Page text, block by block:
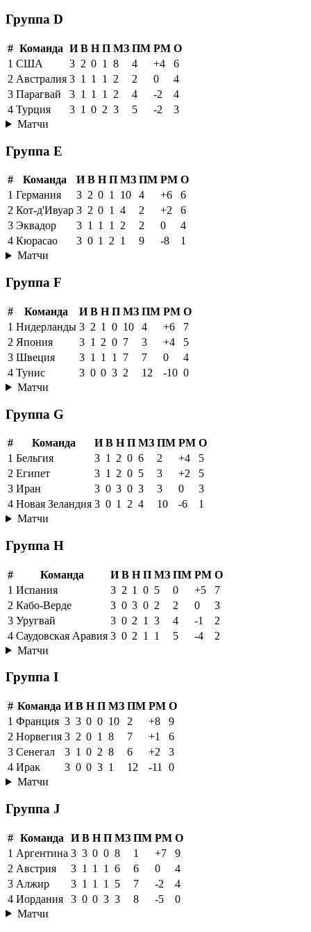
Группа D
# Команда И В Н П МЗ ПМ РМ О
1 США 3 2 0 1 8 4 +4
6
2 Австралия 3 1 1 1 2 2 0
4
3 Парагвай 3 1 1 1 2 4 -2
4
4 Турция 3 1 0 2 3 5 -2
3
Матчи
Группа E
# Команда И В Н П МЗ ПМ РМ О
1 Германия 3 2 0 1 10 4 +6
6
2 Кот-д'Ивуар 3 2 0 1 4 2 +2
6
3 Эквадор 3 1 1 1 2 2 0
4
4 Кюрасао 3 0 1 2 1 9 -8
1
Матчи
Группа F
# Команда И В Н П МЗ ПМ РМ О
1 Нидерланды 3 2 1 0 10 4 +6
7
2 Япония 3 1 2 0 7 3 +4
5
3 Швеция 3 1 1 1 7 7 0
4
4 Тунис 3 0 0 3 2 12 -10 0
Матчи
Группа G
# Команда И В Н П МЗ ПМ РМ О
1 Бельгия 3 1 2 0 6 2 +4
5
2 Египет 3 1 2 0 5 3 +2
5
3 Иран 3 0 3 0 3 3 0
3
4 Новая Зеландия 3 0 1 2 4 10 -6
1
Матчи
Группа H
# Команда И В Н П МЗ ПМ РМ О
1 Испания 3 2 1 0 5 0 +5
7
2 Кабо-Верде 3 0 3 0 2 2 0
3
3 Уругвай 3 0 2 1 3 4 -1
2
4 Саудовская Аравия 3 0 2 1 1 5 -4
2
Матчи
Группа I
# Команда И В Н П МЗ ПМ РМ О
1 Франция 3 3 0 0 10 2 +8
9
2 Норвегия 3 2 0 1 8 7 +1
6
3 Сенегал 3 1 0 2 8 6 +2
3
4 Ирак 3 0 0 3 1 12 -11
0
Матчи
Группа J
# Команда И В Н П МЗ ПМ РМ О
1 Аргентина 3 3 0 0 8 1 +7
9
2 Австрия 3 1 1 1 6 6 0
4
3 Алжир 3 1 1 1 5 7 -2
4
4 Иордания 3 0 0 3 3 8 -5
0
Матчи